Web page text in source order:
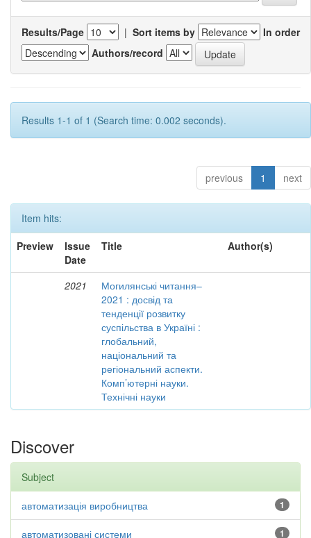
Results/Page | Sort items by
In order
Authors/record
Results 1-1 of 1 (Search time: 0.002 seconds).
previous 1 next
Item hits:
Preview
Issue
Date
Title Author(s)
2021
Могилянські читання–
2021 : досвід та
тенденції розвитку
суспільства в Україні :
глобальний,
національний та
регіональний аспекти.
Комп’ютерні науки.
Технічні науки
Discover
Subject
1
автоматизація виробництва
1
автоматизовані системи